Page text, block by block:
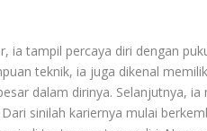
ia tampil percaya diri dengan
teknik, ia juga dikenal
dalam dirinya. Selanjutnya,
sinilah kariernya mulai